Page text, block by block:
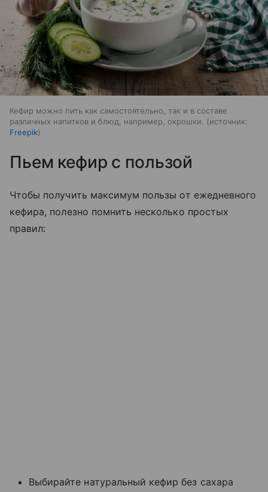
Кефир можно пить как самостоятельно, так и в составе
различных напитков и блюд, например, окрошки.
источник:
Freepik
Пьем кефир с пользой
Чтобы получить максимум пользы от ежедневного
кефира, полезно помнить несколько простых
правил:
Выбирайте натуральный кефир без сахара